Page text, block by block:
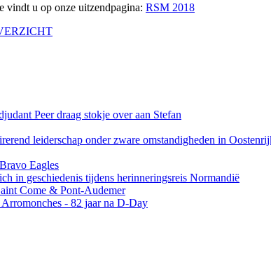
vindt u op onze uitzendpagina: RSM 2018
Peer draag stokje over aan Stefan
leiderschap onder zware omstandigheden in
Eagles
in geschiedenis tijdens herinneringsreis Normandië
Come & Pont-Audemer
- 82 jaar na D-Day